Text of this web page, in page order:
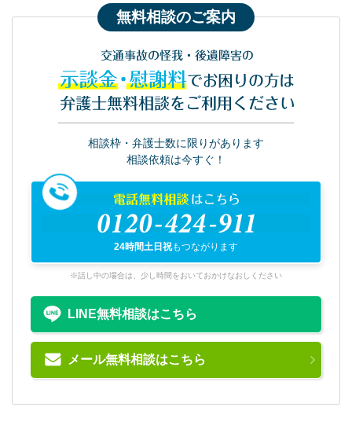
無料相談のご案内
交通事故の怪我・後遺障害の
示談金・慰謝料でお困りの方は
弁護士無料相談をご利用ください
相談枠・弁護士数に限りがあります
相談依頼は今すぐ！
電話無料相談はこちら
0120-424-911
24時間土日祝もつながります
※話し中の場合は、少し時間をおいておかけなおしください
LINE無料相談はこちら
メール無料相談はこちら